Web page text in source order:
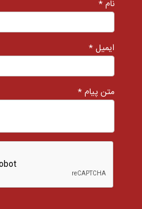
نام *
ایمیل *
متن پیام *